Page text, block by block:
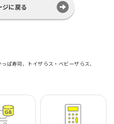
ジに戻る
ぱ寿司、トイザらス・ベビーザらス、